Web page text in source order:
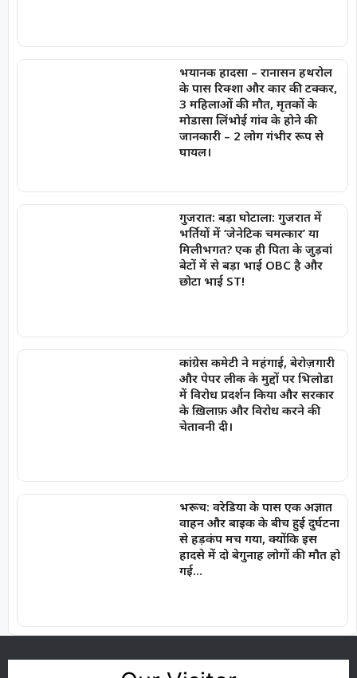
भयानक हादसा – रानासन हथरोल
के पास रिक्शा और कार की टक्कर,
3 महिलाओं की मौत, मृतकों के
मोडासा लिंभोई गांव के होने की
जानकारी – 2 लोग गंभीर रूप से
घायल।
गुजरात: बड़ा घोटाला: गुजरात में
भर्तियों में ‘जेनेटिक चमत्कार’ या
मिलीभगत? एक ही पिता के जुड़वां
बेटों में से बड़ा भाई OBC है और
छोटा भाई ST!
कांग्रेस कमेटी ने महंगाई, बेरोज़गारी
और पेपर लीक के मुद्दों पर भिलोडा
में विरोध प्रदर्शन किया और सरकार
के ख़िलाफ़ और विरोध करने की
चेतावनी दी।
भरूच: वरेडिया के पास एक अज्ञात
वाहन और बाइक के बीच हुई दुर्घटना
से हड़कंप मच गया, क्योंकि इस
हादसे में दो बेगुनाह लोगों की मौत हो
गई…